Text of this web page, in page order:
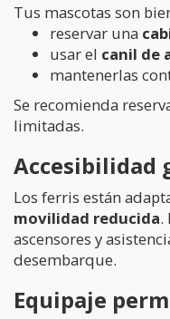
Tus mascotas son
reservar una
usar el canil de
mantenerlas
Se recomienda
limitadas.
Accesibilidad
Los ferris están
movilidad reducida.
ascensores y
desembarque.
Equipaje